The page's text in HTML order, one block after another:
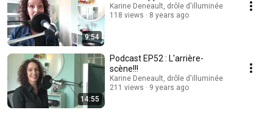
9:54
Karine Deneault, drôle d'illuminée
118 views
8 years ago
14:55
Podcast EP52 : L'arrière-
scène!!!
Karine Deneault, drôle d'illuminée
211 views
9 years ago